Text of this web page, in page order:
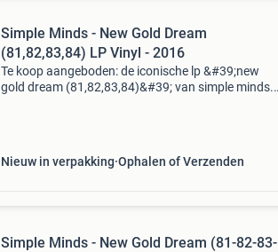
Simple Minds - New Gold Dream
(81,82,83,84) LP Vinyl - 2016
Te koop aangeboden: de iconische lp &#39;new
gold dream (81,82,83,84)&#39; van simple minds.
Nieuw in verpakking Ophalen of Verzenden
Simple Minds - New Gold Dream (81-82-83-